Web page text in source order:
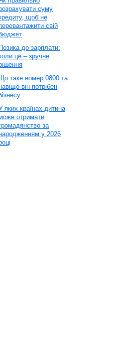
суму
щоб не
свій
Позика до зарплати:
це – зручне
Що таке номер 0800 та
він потрібен
яких країнах дитина
отримати
за
у 2026